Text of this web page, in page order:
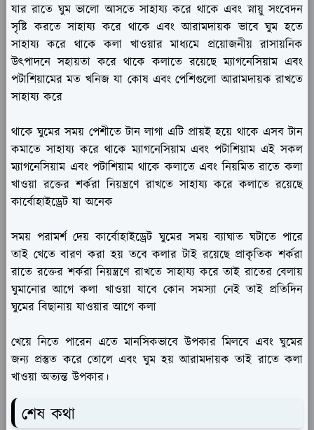
যার রাতে ঘুম ভালো আসতে সাহায্য করে থাকে এবং স্নায়ু সংবেদন
সৃষ্টি করতে সাহায্য করে থাকে এবং আরামদায়ক ভাবে ঘুম হতে
সাহায্য করে থাকে কলা খাওয়ার মাধ্যমে প্রয়োজনীয় রাসায়নিক
উৎপাদনে সহায়তা করে থাকে কলাতে রয়েছে ম্যাগনেসিয়াম এবং
পটাশিয়ামের মত খনিজ যা কোষ এবং পেশিগুলো আরামদায়ক রাখতে
সাহায্য করে
থাকে ঘুমের সময় পেশীতে টান লাগা এটি প্রায়ই হয়ে থাকে এসব টান
কমাতে সাহায্য করে থাকে ম্যাগনেসিয়াম এবং পটাশিয়াম এই সকল
ম্যাগনেসিয়াম এবং পটাশিয়াম থাকে কলাতে এবং নিয়মিত রাতে কলা
খাওয়া রক্তের শর্করা নিয়ন্ত্রণে রাখতে সাহায্য করে কলাতে রয়েছে
কার্বোহাইড্রেট যা অনেক
সময় পরামর্শ দেয় কার্বোহাইড্রেট ঘুমের সময় ব্যাঘাত ঘটাতে পারে
তাই খেতে বারণ করা হয় তবে কলার টাই রয়েছে প্রাকৃতিক শর্করা
রাতে রক্তের শর্করা নিয়ন্ত্রণে রাখতে সাহায্য করে তাই রাতের বেলায়
ঘুমানোর আগে কলা খাওয়া যাবে কোন সমস্যা নেই তাই প্রতিদিন
ঘুমের বিছানায় যাওয়ার আগে কলা
খেয়ে নিতে পারেন এতে মানসিকভাবে উপকার মিলবে এবং ঘুমের
জন্য প্রস্তুত করে তোলে এবং ঘুম হয় আরামদায়ক তাই রাতে কলা
খাওয়া অত্যন্ত উপকার।
শেষ কথা